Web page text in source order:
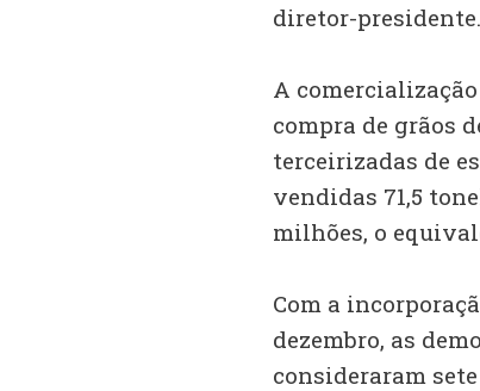
diretor-presidente.
A
compra de grãos
terceirizadas de
vendidas 71,5
milhões, o
Com a
dezembro, as
consideraram